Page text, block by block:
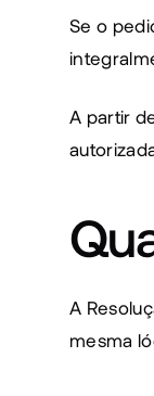
Se o
A partir
A
mesma